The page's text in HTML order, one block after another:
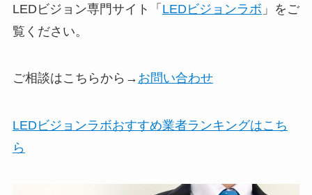
LEDビジョン専門サイト「 LEDビジョンラボ 」をご
覧ください。
ご相談はこちらから→ お問い合わせ
LEDビジョンラボおすすめ業者ランキングはこち
ら